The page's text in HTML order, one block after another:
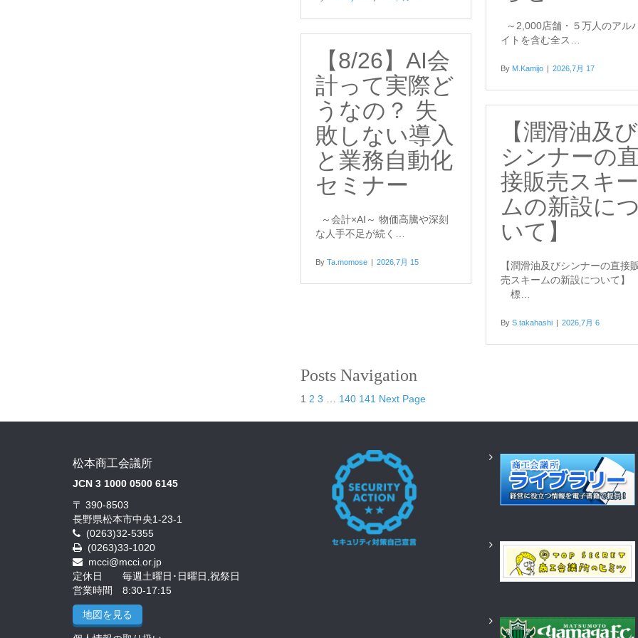
～2,000店舗・５万人のアル
イトを含む全ス…
By M.Kamijo | 2026,7月 17
【8/26】AI会
計って実際ど
うなの？ 失
敗しない導入
と業務自動化
セミナー
～会計×AI～ 物価高騰や深刻
な人手不足が続く…
By Ta.momose | 2026,7月 15
【潤滑油及び
シンナーの直
接販売スキー
ムの新設につ
いて】
【潤滑油及びシンナーの直接販
売スキームの新設について】
標…
By S.takahashi | 2026,7月 6
Posts Navigation
1 2 3 140 141 Next Page
松本商工会議所
JCN 3 1000 0500 6145
〒 390-8503
長野県松本市中央1-23-1
(0263)32-5355
(0263)33-1020
mcci@mcci.or.jp
定休日 毎週土曜日･日曜日,祝祭日
営業時間 8:30-17:15
地図を見る